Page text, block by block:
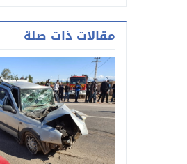
مقالات ذات صلة